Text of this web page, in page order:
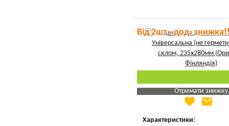
Від 2шт - дод.
Отримати знижку
Яка Ваша ціна
favorite email
Характеристики: